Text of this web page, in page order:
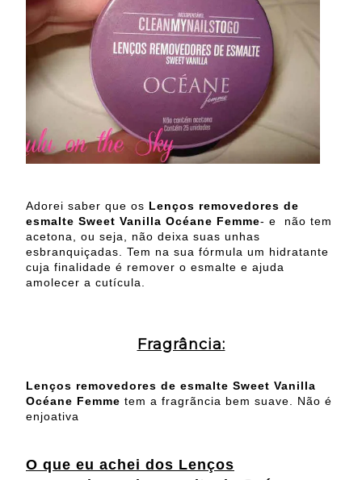
Adorei saber que os Lenços removedores de
esmalte Sweet Vanilla Océane Femme- e não tem
acetona, ou seja, não deixa suas unhas
esbranquiçadas. Tem na sua fórmula um hidratante
cuja finalidade é remover o esmalte e ajuda
amolecer a cutícula.
Fragrância:
Lenços removedores de esmalte Sweet Vanilla
Océane Femme tem a fragrãncia bem suave. Não é
enjoativa
O que eu achei dos Lenços